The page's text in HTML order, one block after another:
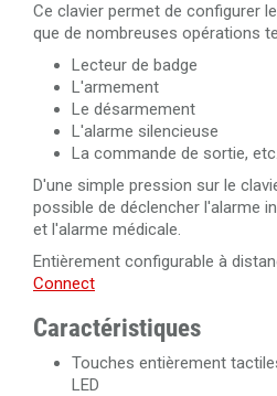
Ce clavier permet de configurer
que de nombreuses opérations
Lecteur de badge
L'armement
Le désarmement
L'alarme silencieuse
La commande de sortie, etc.
D'une simple pression sur le
possible de déclencher l'alarme
et l'alarme médicale.
Entièrement configurable à
Connect
Caractéristiques
Touches entièrement
LED